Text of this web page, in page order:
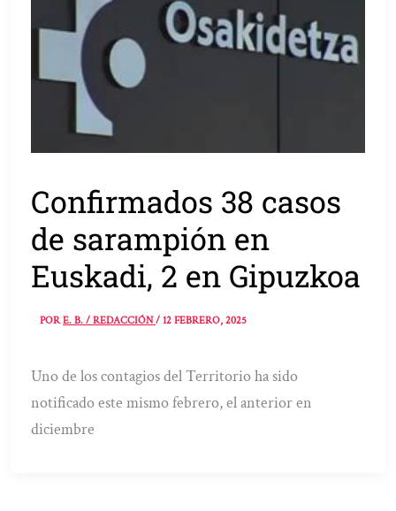
Confirmados 38 casos
de sarampión en
Euskadi, 2 en Gipuzkoa
PORE. B. / REDACCIÓN/12 FEBRERO, 2025
Uno de los contagios del Territorio ha sido
notificado este mismo febrero, el anterior en
diciembre